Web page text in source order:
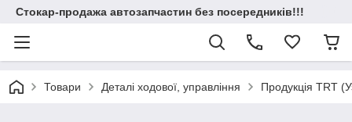
Стокар-продажа автозапчастин без посередників!!!
Товари Деталі ходової, управління Продукція TRT